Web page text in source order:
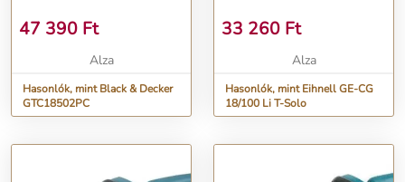
47 390 Ft
Alza
Hasonlók, mint Black & Decker
GTC18502PC
33 260 Ft
Alza
Hasonlók, mint Eihnell GE-CG
18/100 Li T-Solo